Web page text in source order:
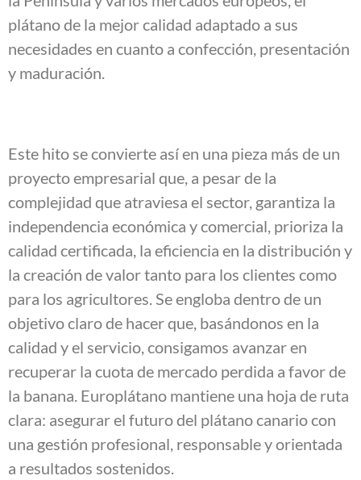
plátano de la mejor calidad adaptado a sus
necesidades en cuanto a confección, presentación
y maduración.
Este hito se convierte así en una pieza más de un
proyecto empresarial que, a pesar de la
complejidad que atraviesa el sector, garantiza la
independencia económica y comercial, prioriza la
calidad certificada, la eficiencia en la distribución y
la creación de valor tanto para los clientes como
para los agricultores. Se engloba dentro de un
objetivo claro de hacer que, basándonos en la
calidad y el servicio, consigamos avanzar en
recuperar la cuota de mercado perdida a favor de
la banana. Europlátano mantiene una hoja de ruta
clara: asegurar el futuro del plátano canario con
una gestión profesional, responsable y orientada
a resultados sostenidos.